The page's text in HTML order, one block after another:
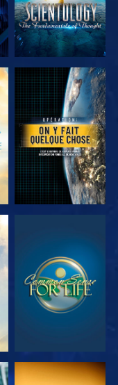
REGARDER
REGARDER